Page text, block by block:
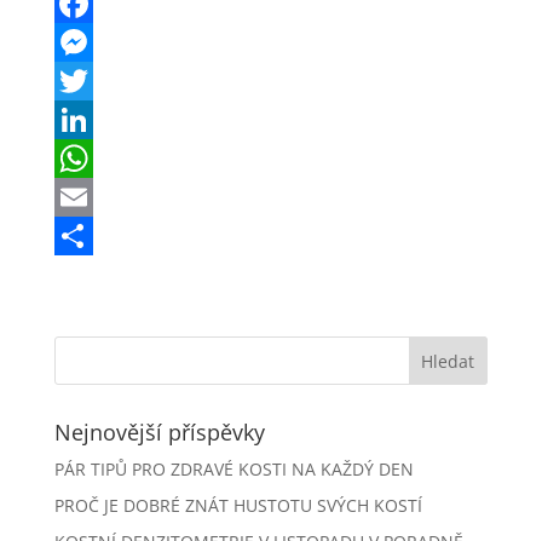
F
a
c
e
b
o
M
e
s
s
e
r
T
w
L
n
I
n
W
h
A
p
p
E
lr
e
Nejnovější příspěvky
PÁR TIPŮ PRO ZDRAVÉ KOSTI NA KAŽDÝ DEN
PROČ JE DOBRÉ ZNÁT HUSTOTU SVÝCH KOSTÍ